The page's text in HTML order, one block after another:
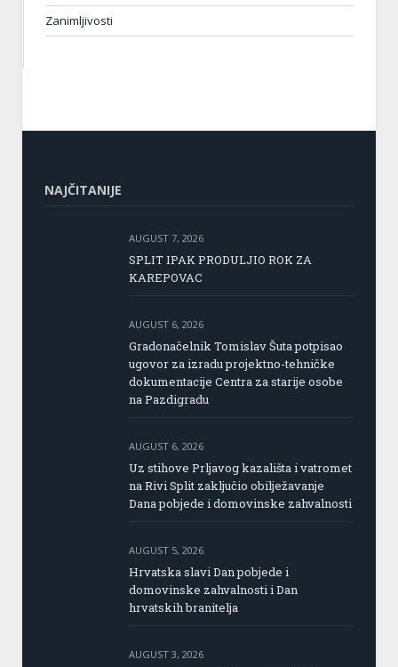
Zanimljivosti
NAJČITANIJE
AUGUST 7, 2026
SPLIT IPAK PRODULJIO ROK ZA
KAREPOVAC
AUGUST 6, 2026
Gradonačelnik Tomislav Šuta potpisao
ugovor za izradu projektno-tehničke
dokumentacije Centra za starije osobe
na Pazdigradu
AUGUST 6, 2026
Uz stihove Prljavog kazališta i vatromet
na Rivi Split zaključio obilježavanje
Dana pobjede i domovinske zahvalnosti
AUGUST 5, 2026
Hrvatska slavi Dan pobjede i
domovinske zahvalnosti i Dan
hrvatskih branitelja
AUGUST 3, 2026